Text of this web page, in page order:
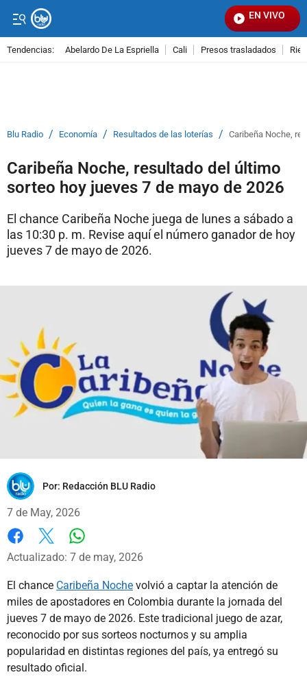
EN VIVO
Señal
Tendencias: Abelardo De La Espriella Cali Presos trasladados
Blu Radio / Economía / Resultados de las loterías / Caribeña Noche,
Caribeña Noche, resultado del último
sorteo hoy jueves 7 de mayo de 2026
El chance Caribeña Noche juega de lunes a sábado a
las 10:30 p. m. Revise aquí el número ganador de hoy
jueves 7 de mayo de 2026.
Por: Redacción BLU Radio
7 de May, 2026
Facebook
X
Actualizado: 7 de may, 2026
El chance Caribeña Noche volvió a captar la atención de
miles de apostadores en Colombia durante la jornada del
jueves 7 de mayo de 2026. Este tradicional juego de azar,
reconocido por sus sorteos nocturnos y su amplia
popularidad en distintas regiones del país, ya entregó su
resultado oficial.